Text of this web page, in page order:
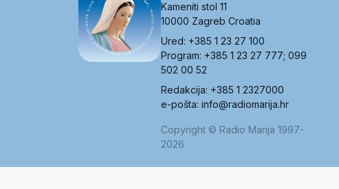
Kameniti stol 11
10000 Zagreb Croatia
Ured: +385 1 23 27 100
Program: +385 1 23 27 777; 099
502 00 52
Redakcija: +385 1 2327000
e-pošta: info@radiomarija.hr
Copyright © Radio Marija 1997-
2026